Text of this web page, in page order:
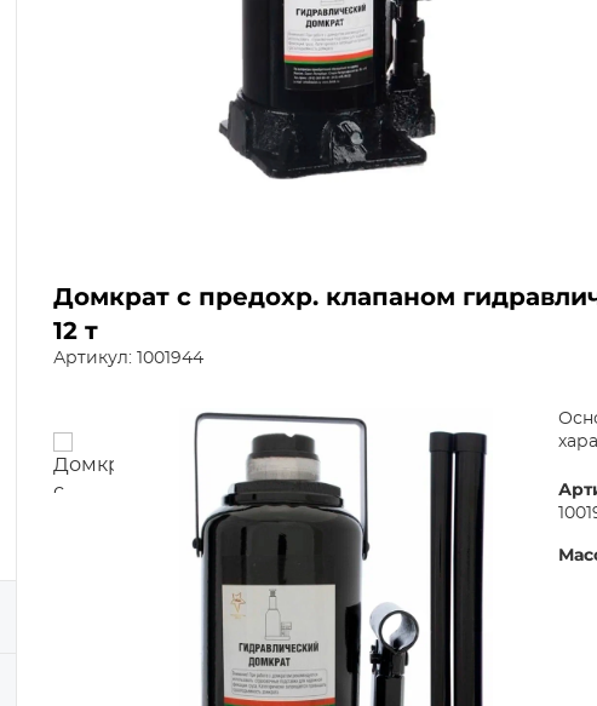
Домкрат с предохр. клапаном
12 т
Артикул: 1001944